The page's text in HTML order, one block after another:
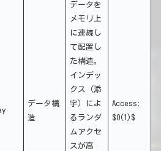
データ構
造
データを
メモリ上
に連続し
て配置し
た構造。
インデッ
クス（添
字）によ
るランダ
ムアクセ
スが高
Access:
$O(1)$